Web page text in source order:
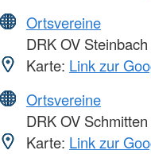
Ortsvereine
DRK OV Steinbach
Karte: Link zur
Ortsvereine
DRK OV Schmitten
Karte: Link zur